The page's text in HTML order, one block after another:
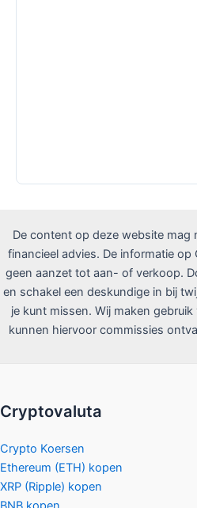
De content op deze website
financieel advies. De informatie
geen aanzet tot aan- of verkoop.
en schakel een deskundige in bij
je kunt missen. Wij maken
kunnen hiervoor commissies
Cryptovaluta
Crypto Koersen
Ethereum (ETH) kopen
XRP (Ripple) kopen